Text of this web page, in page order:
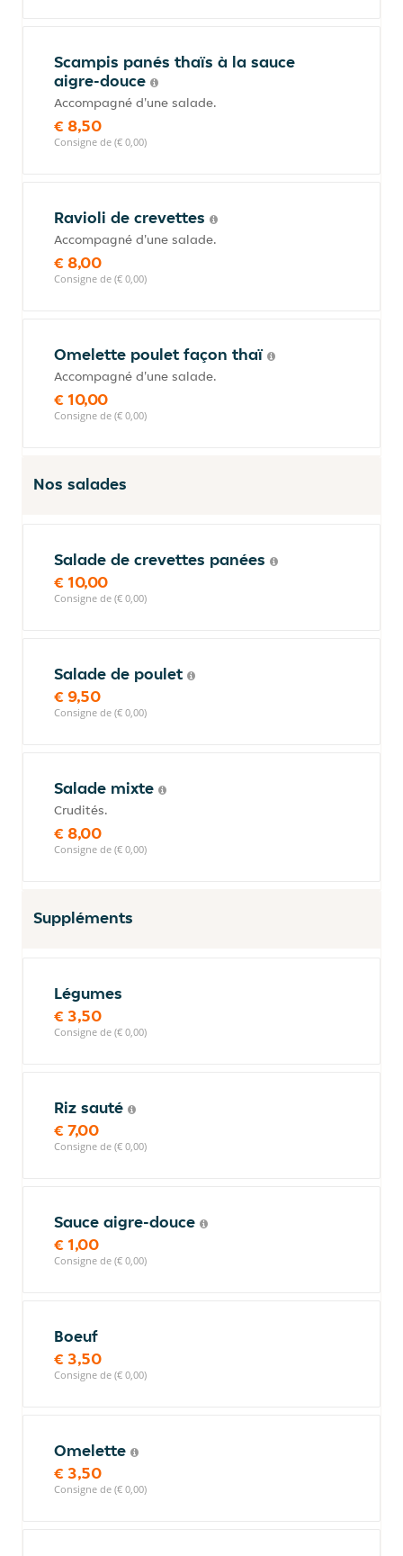
Scampis panés thaïs à la sauce
aigre-douce
Accompagné d'une salade.
€ 8,50
Consigne de (€ 0,00)
Ravioli de crevettes
Accompagné d'une salade.
€ 8,00
Consigne de (€ 0,00)
Omelette poulet façon thaï
Accompagné d'une salade.
€ 10,00
Consigne de (€ 0,00)
Nos salades
Salade de crevettes panées
€ 10,00
Consigne de (€ 0,00)
Salade de poulet
€ 9,50
Consigne de (€ 0,00)
Salade mixte
Crudités.
€ 8,00
Consigne de (€ 0,00)
Suppléments
Légumes
€ 3,50
Consigne de (€ 0,00)
Riz sauté
€ 7,00
Consigne de (€ 0,00)
Sauce aigre-douce
€ 1,00
Consigne de (€ 0,00)
Boeuf
€ 3,50
Consigne de (€ 0,00)
Omelette
€ 3,50
Consigne de (€ 0,00)